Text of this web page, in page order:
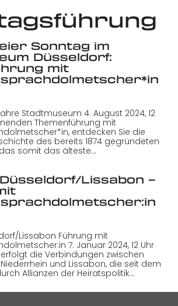
Sonntag im
Düsseldorf:
mit
Stadtmuseum 4. August 2024, 12
Themenführung mit
entdecken Sie die
des bereits 1874 gegründeten
somit das älteste…
Lissabon –
Lissabon Führung mit
7. Januar 2024, 12 Uhr
die Verbindungen zwischen
und Lissabon, die seit dem
Allianzen der Heiratspolitik…